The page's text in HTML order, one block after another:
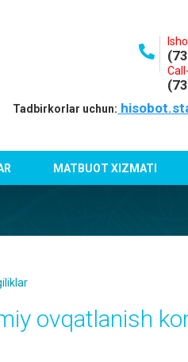
Tadbirkorlar uchun:
MATBUOT XIZMATI
ovqatlanish